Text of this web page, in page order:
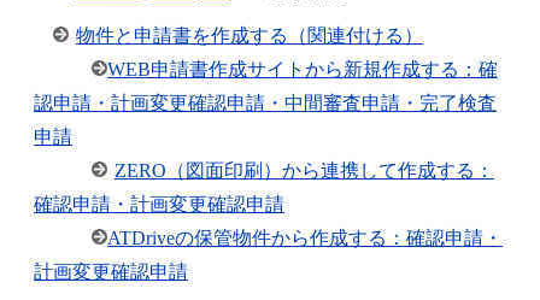
物件と申請書を作成する（関連付ける）
WEB申請書作成サイトから新規作成する：確
認申請・計画変更確認申請・中間審査申請・完了検査
申請
ZERO（図面印刷）から連携して作成する：
確認申請・計画変更確認申請
ATDriveの保管物件から作成する：確認申請・
計画変更確認申請